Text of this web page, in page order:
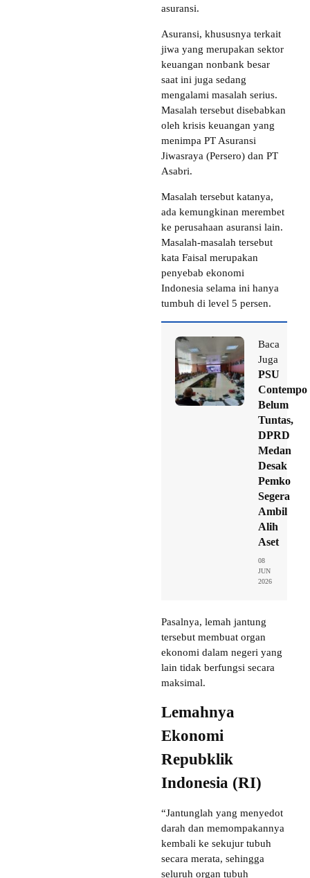
asuransi.
Asuransi, khususnya terkait
jiwa yang merupakan sektor
keuangan nonbank besar
saat ini juga sedang
mengalami masalah serius.
Masalah tersebut disebabkan
oleh krisis keuangan yang
menimpa PT Asuransi
Jiwasraya (Persero) dan PT
Asabri.
Masalah tersebut katanya,
ada kemungkinan merembet
ke perusahaan asuransi lain.
Masalah-masalah tersebut
kata Faisal merupakan
penyebab ekonomi
Indonesia selama ini hanya
tumbuh di level 5 persen.
Baca
Juga
PSU
Contempo
Belum
Tuntas,
DPRD
Medan
Desak
Pemko
Segera
Ambil
Alih
Aset
08
JUN
2026
Pasalnya, lemah jantung
tersebut membuat organ
ekonomi dalam negeri yang
lain tidak berfungsi secara
maksimal.
Lemahnya
Ekonomi
Repubklik
Indonesia (RI)
“Jantunglah yang menyedot
darah dan memompakannya
kembali ke sekujur tubuh
secara merata, sehingga
seluruh organ tubuh